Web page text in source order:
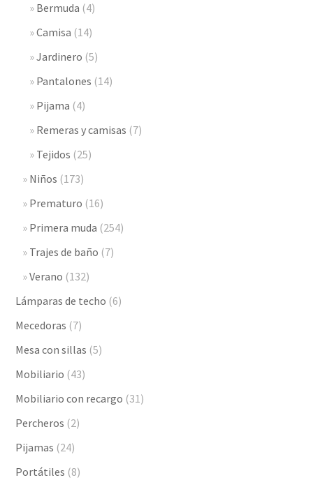
Bermuda (4)
Camisa (14)
Jardinero (5)
Pantalones (14)
Pijama (4)
Remeras y camisas (7)
Tejidos (25)
Niños (173)
Prematuro (16)
Primera muda (254)
Trajes de baño (7)
Verano (132)
Lámparas de techo (6)
Mecedoras (7)
Mesa con sillas (5)
Mobiliario (43)
Mobiliario con recargo (31)
Percheros (2)
Pijamas (24)
Portátiles (8)